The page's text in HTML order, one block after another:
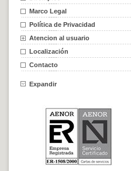
Marco Legal
Política de Privacidad
Atencion al usuario
Localización
Contacto
Expandir